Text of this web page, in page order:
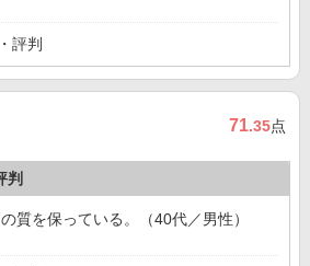
評判
71.35点
判
質を保っている。（40代／男性）